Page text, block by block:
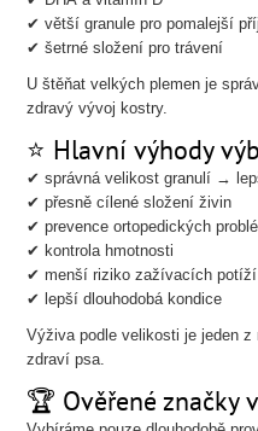
✔ větší granule pro pomalejší
✔ šetrné složení pro trávení
U štěňat velkých plemen je
zdravý vývoj kostry.
⭐ Hlavní výhody
✔ správná velikost granulí →
✔ přesně cílené složení živin
✔ prevence ortopedických
✔ kontrola hmotnosti
✔ menší riziko zažívacích potíží
✔ lepší dlouhodobá kondice
Výživa podle velikosti je jeden
zdraví psa.
🏆 Ověřené značky